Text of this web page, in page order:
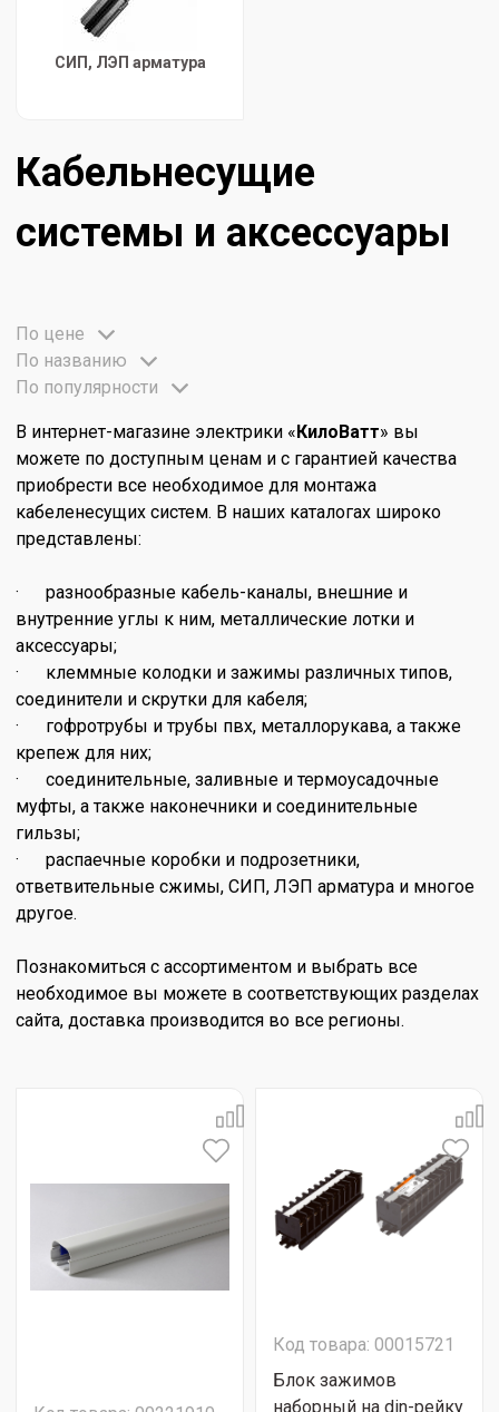
СИП, ЛЭП арматура
Кабельнесущие
системы и аксессуары
По цене
По названию
По популярности
В интернет-магазине электрики «КилоВатт» вы
можете по доступным ценам и с гарантией качества
приобрести все необходимое для монтажа
кабеленесущих систем. В наших каталогах широко
представлены:
· разнообразные кабель-каналы, внешние и
внутренние углы к ним, металлические лотки и
аксессуары;
· клеммные колодки и зажимы различных типов,
соединители и скрутки для кабеля;
· гофротрубы и трубы пвх, металлорукава, а также
крепеж для них;
· соединительные, заливные и термоусадочные
муфты, а также наконечники и соединительные
гильзы;
· распаечные коробки и подрозетники,
ответвительные сжимы, СИП, ЛЭП арматура и многое
другое.
Познакомиться с ассортиментом и выбрать все
необходимое вы можете в соответствующих разделах
сайта, доставка производится во все регионы.
Код товара: 00015721
Блок зажимов
наборный на din-рейку